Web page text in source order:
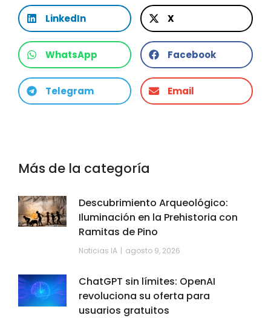
LinkedIn X
WhatsApp Facebook
Telegram Email
Más de la categoría
Descubrimiento Arqueológico:
Iluminación en la Prehistoria con
Ramitas de Pino
Noticias IA agosto 9, 2026
ChatGPT sin límites: OpenAI
revoluciona su oferta para
usuarios gratuitos